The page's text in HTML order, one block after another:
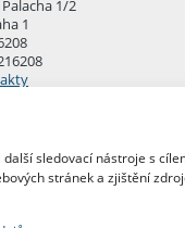
sledovací nástroje s
stránek a zjištění
1/2
1